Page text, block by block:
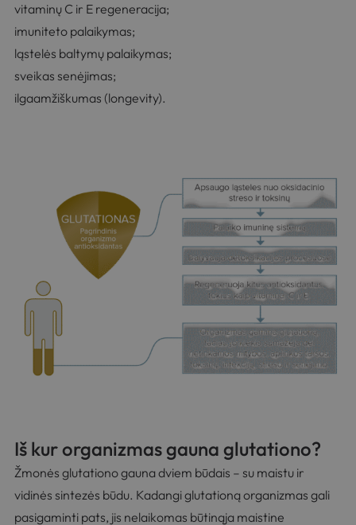
vitaminų C ir E regeneracija;
imuniteto palaikymas;
ląstelės baltymų palaikymas;
sveikas senėjimas;
ilgaamžiškumas (longevity).
Iš kur organizmas gauna glutationo?
Žmonės glutationo gauna dviem būdais – su maistu ir
vidinės sintezės būdu. Kadangi glutationą organizmas gali
pasigaminti pats, jis nelaikomas būtinąja maistine